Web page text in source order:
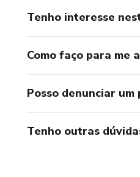
Tenho interesse
Como faço para me
Posso denunciar
Tenho outras